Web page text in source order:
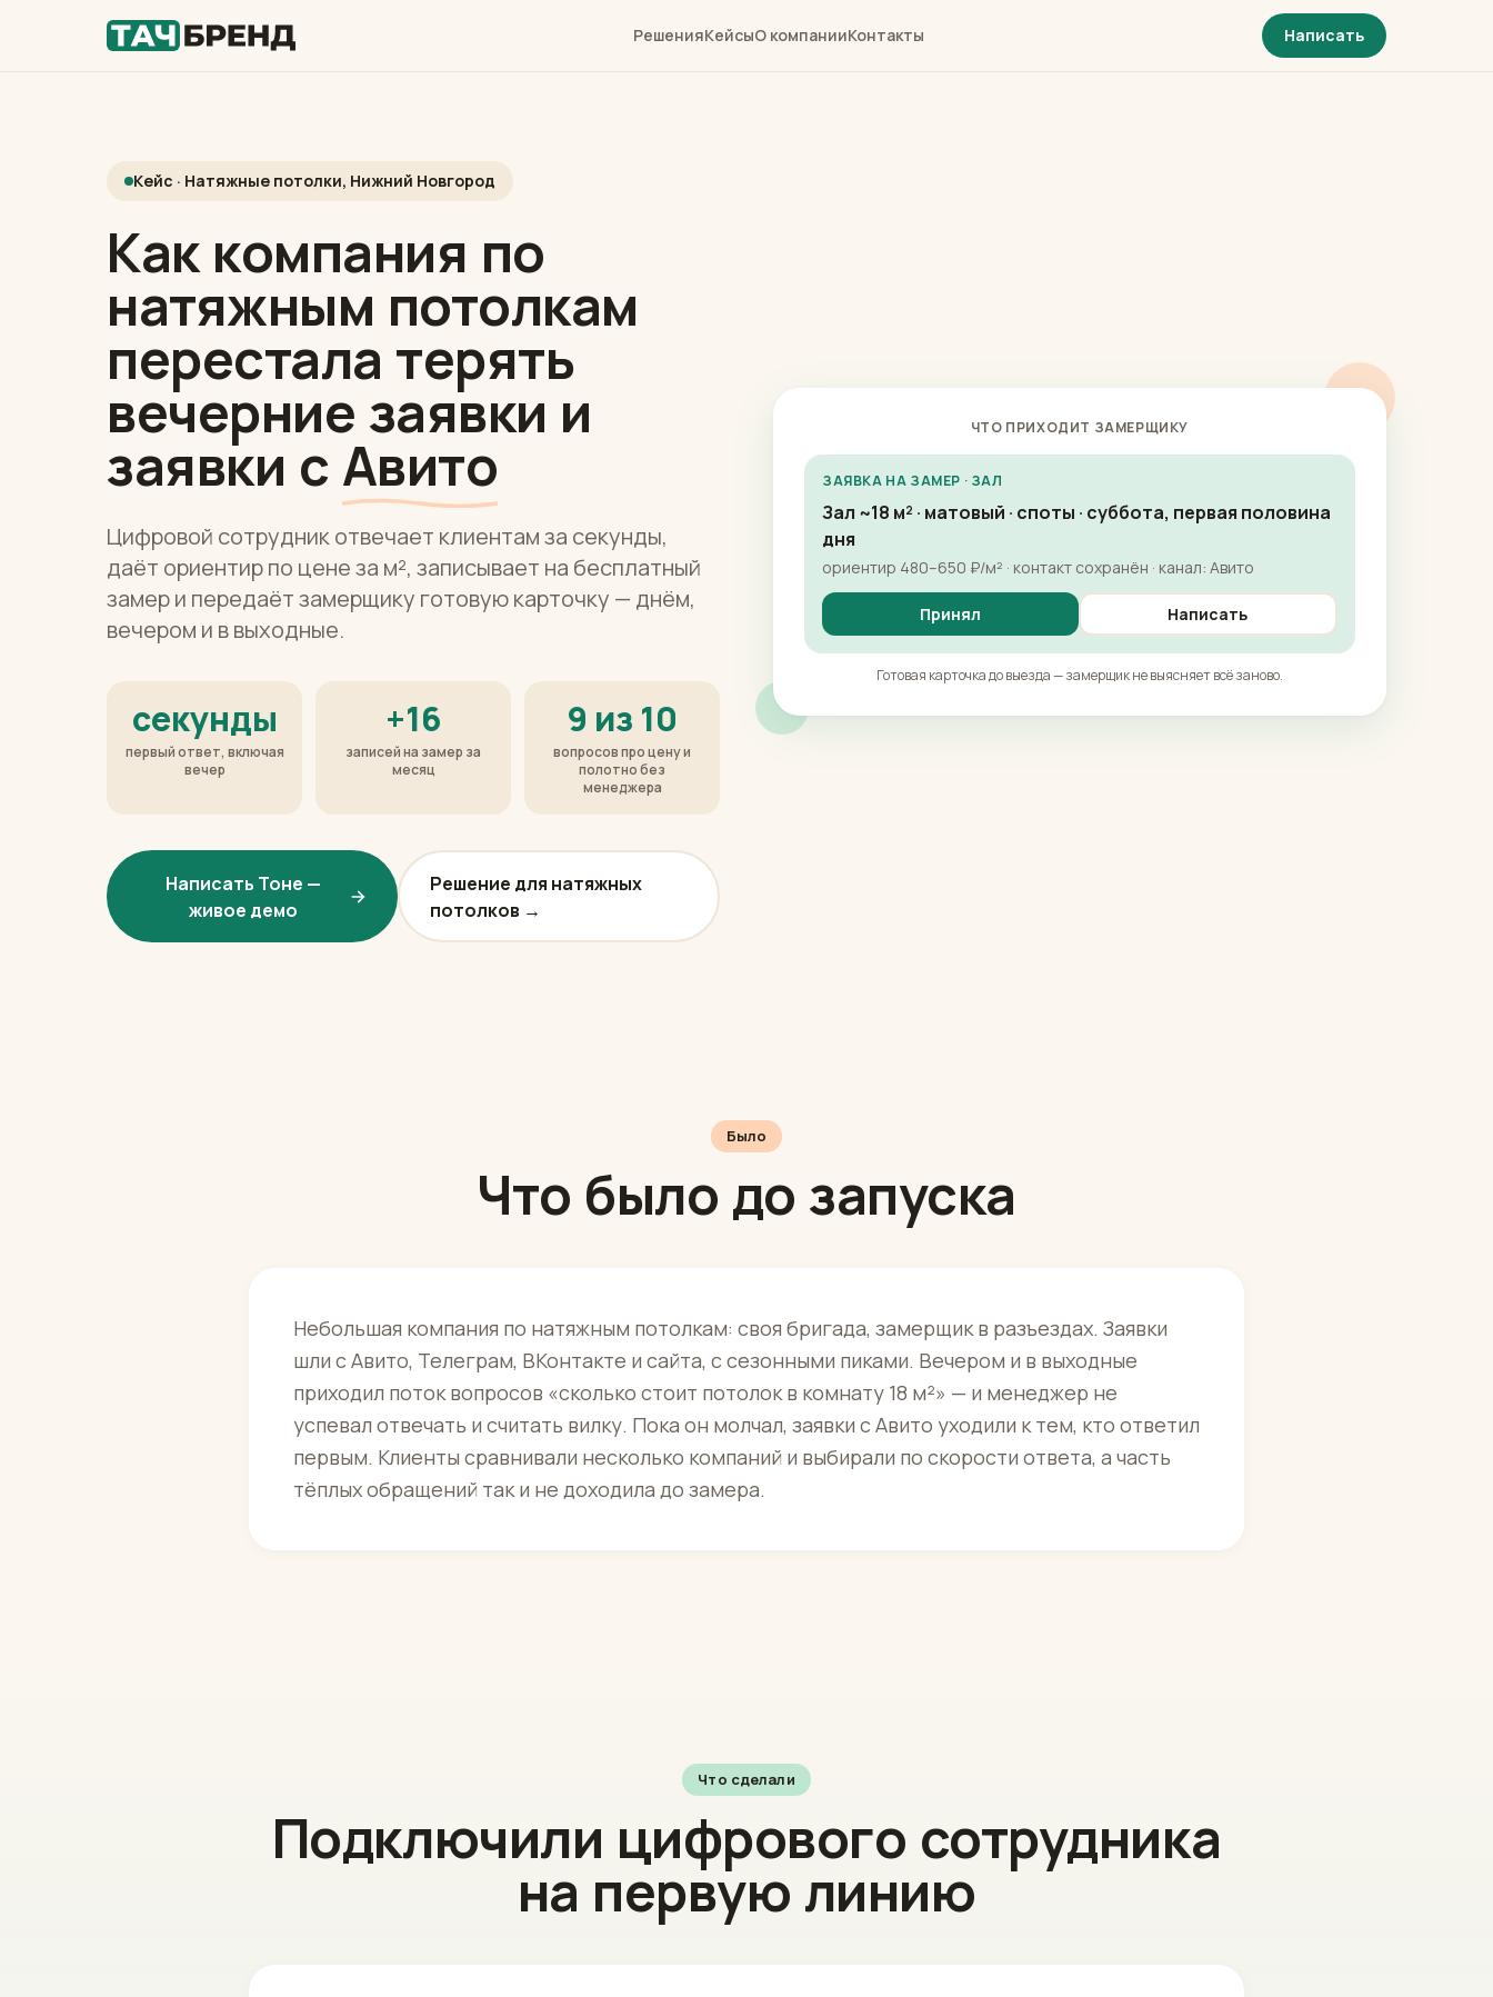
РешенияКейсыО компанииКонтакты Написать
Кейс · Натяжные потолки, Нижний Новгород
Как компания по
натяжным потолкам
перестала терять
вечерние заявки и
заявки с Авито
Цифровой сотрудник отвечает клиентам за секунды,
даёт ориентир по цене за м², записывает на бесплатный
замер и передаёт замерщику готовую карточку — днём,
вечером и в выходные.
секунды
первый ответ, включая
вечер
+16
записей на замер за
месяц
9 из 10
вопросов про цену и
полотно без
менеджера
Написать Тоне —
живое демо
Решение для натяжных
потолков →
ЧТО ПРИХОДИТ ЗАМЕРЩИКУ
ЗАЯВКА НА ЗАМЕР · ЗАЛ
Зал ~18 м² · матовый · споты · суббота, первая половина
дня
ориентир 480–650 ₽/м² · контакт сохранён · канал: Авито
Принял Написать
Готовая карточка до выезда — замерщик не выясняет всё заново.
Было
Что было до запуска
Небольшая компания по натяжным потолкам: своя бригада, замерщик в разъездах. Заявки
шли с Авито, Телеграм, ВКонтакте и сайта, с сезонными пиками. Вечером и в выходные
приходил поток вопросов «сколько стоит потолок в комнату 18 м²» — и менеджер не
успевал отвечать и считать вилку. Пока он молчал, заявки с Авито уходили к тем, кто ответил
первым. Клиенты сравнивали несколько компаний и выбирали по скорости ответа, а часть
тёплых обращений так и не доходила до замера.
Что сделали
Подключили цифрового сотрудника
на первую линию